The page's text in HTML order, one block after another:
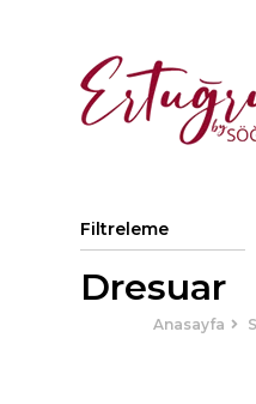
Filtreleme
Dresuar
Anasayfa